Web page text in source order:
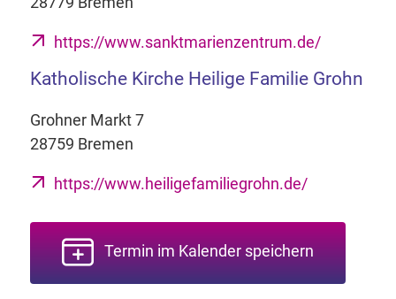
https://www.sanktmarienzentrum.de/
Katholische Kirche Heilige Familie Grohn
Grohner Markt 7
28759 Bremen
https://www.heiligefamiliegrohn.de/
Termin im Kalender speichern